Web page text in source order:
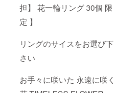
担】 花一輪リング 30個 限
定 】
リングのサイスをお選び下
さい
お手々に咲いた 永遠に咲く